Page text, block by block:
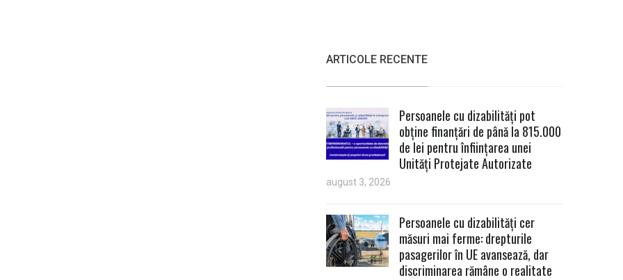
ARTICOLE RECENTE
Persoanele cu dizabilități pot
obține finanțări de până la 815.000
de lei pentru înființarea unei
Unități Protejate Autorizate
august 3, 2026
Persoanele cu dizabilități cer
măsuri mai ferme: drepturile
pasagerilor în UE avansează, dar
discriminarea rămâne o realitate